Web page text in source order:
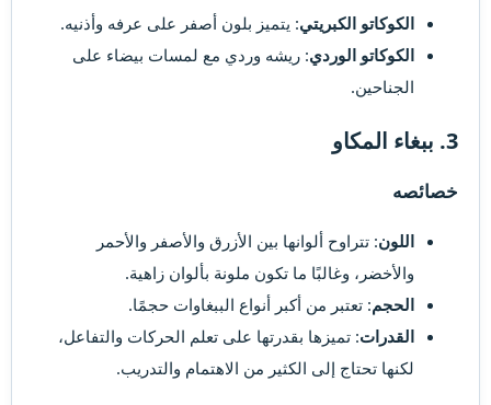
الكوكاتو الكبريتي: يتميز بلون أصفر على عرفه وأذنيه.
الكوكاتو الوردي: ريشه وردي مع لمسات بيضاء على
الجناحين.
3. ببغاء المكاو​
خصائصه​
اللون: تتراوح ألوانها بين الأزرق والأصفر والأحمر
والأخضر، وغالبًا ما تكون ملونة بألوان زاهية.
الحجم: تعتبر من أكبر أنواع الببغاوات حجمًا.
القدرات: تميزها بقدرتها على تعلم الحركات والتفاعل،
لكنها تحتاج إلى الكثير من الاهتمام والتدريب.